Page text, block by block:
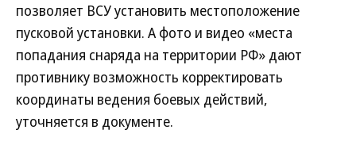
позволяет ВСУ установить местоположение
пусковой установки. А фото и видео «места
попадания снаряда на территории РФ» дают
противнику возможность корректировать
координаты ведения боевых действий,
уточняется в документе.